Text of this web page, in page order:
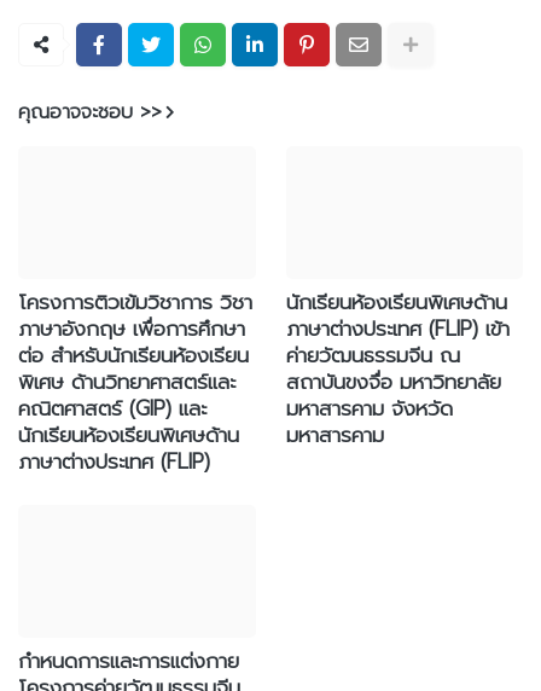
คุณอาจจะชอบ >>
โครงการติวเข้มวิชาการ วิชา
ภาษาอังกฤษ เพื่อการศึกษา
ต่อ สำหรับนักเรียนห้องเรียน
พิเศษ ด้านวิทยาศาสตร์และ
คณิตศาสตร์ (GIP) และ
นักเรียนห้องเรียนพิเศษด้าน
ภาษาต่างประเทศ (FLIP)
นักเรียนห้องเรียนพิเศษด้าน
ภาษาต่างประเทศ (FLIP) เข้า
ค่ายวัฒนธรรมจีน ณ
สถาบันขงจื่อ มหาวิทยาลัย
มหาสารคาม จังหวัด
มหาสารคาม
กำหนดการและการแต่งกาย